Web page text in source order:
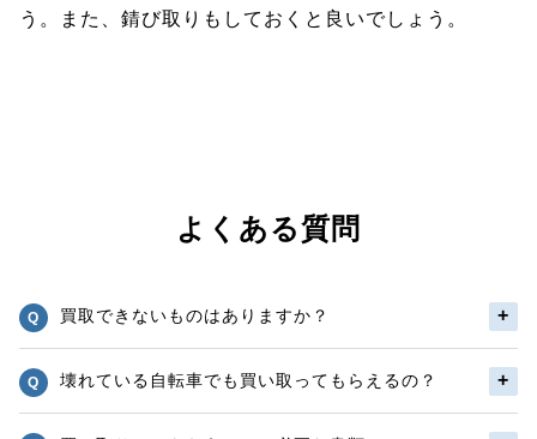
う。また、錆び取りもしておくと良いでしょう。
よくある質問
買取できないものはありますか？
壊れている自転車でも買い取ってもらえるの？